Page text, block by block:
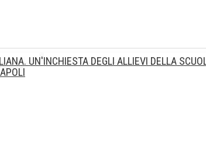
UN'INCHIESTA DEGLI ALLIEVI DELLA